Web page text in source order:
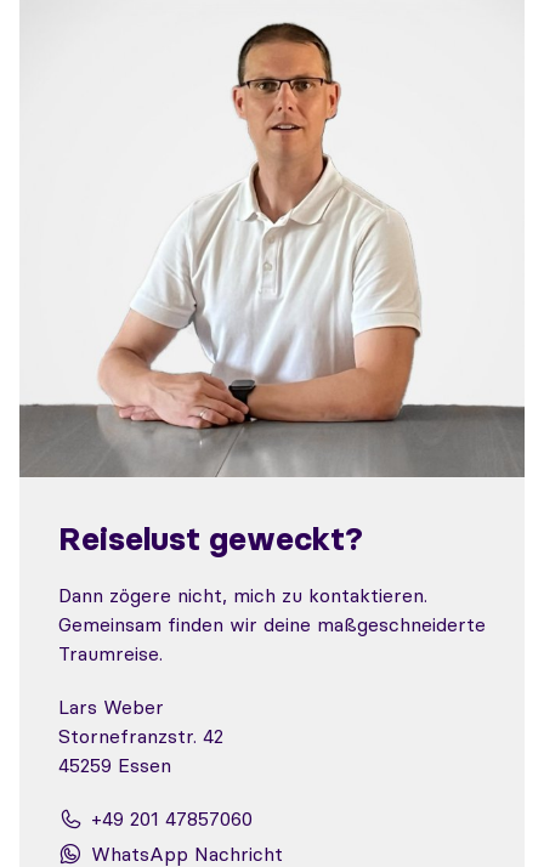
Reiselust geweckt?
Dann zögere nicht, mich zu kontaktieren.
Gemeinsam finden wir deine maßgeschneiderte
Traumreise.
Lars Weber
Stornefranzstr. 42
45259 Essen
+49 201 47857060
WhatsApp Nachricht